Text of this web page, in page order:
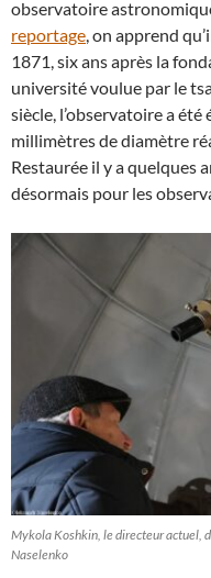
observatoire
reportage, on apprend
1871, six ans après la
université voulue par le
siècle, l’observatoire a
millimètres de diamètre
Restaurée il y a quelques
désormais pour les
Mykola Koshkin, le directeur actuel,
Naselenko